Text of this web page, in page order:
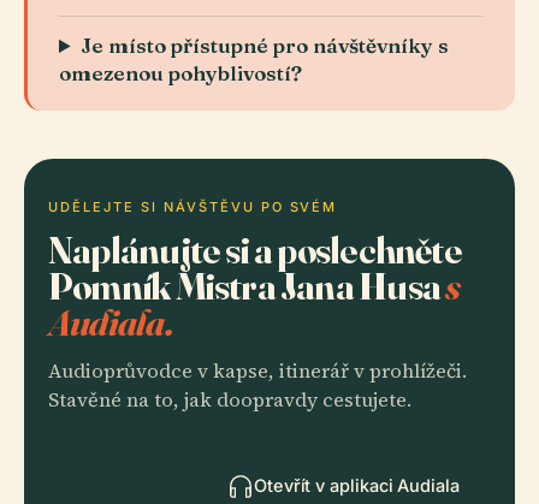
Je místo přístupné pro návštěvníky s
omezenou pohyblivostí?
UDĚLEJTE SI NÁVŠTĚVU PO SVÉM
Naplánujte si a poslechněte
Pomník Mistra Jana Husas
Audiala.
Audioprůvodce v kapse, itinerář v prohlížeči.
Stavěné na to, jak doopravdy cestujete.
Otevřít v aplikaci Audiala